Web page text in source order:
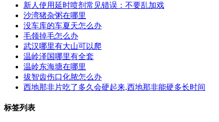
新人使用延时喷剂常见错误：不要乱加戏
沙湾猪杂粥在哪里
没车库的车夏天怎么办
毛领掉毛怎么办
武汉哪里有大山可以爬
温岭泽国哪里有全套
温岭东海塘在哪里
拔智齿伤口化脓怎么办
西地那非片吃了多久会硬起来,西地那非能硬多长时间
标签列表